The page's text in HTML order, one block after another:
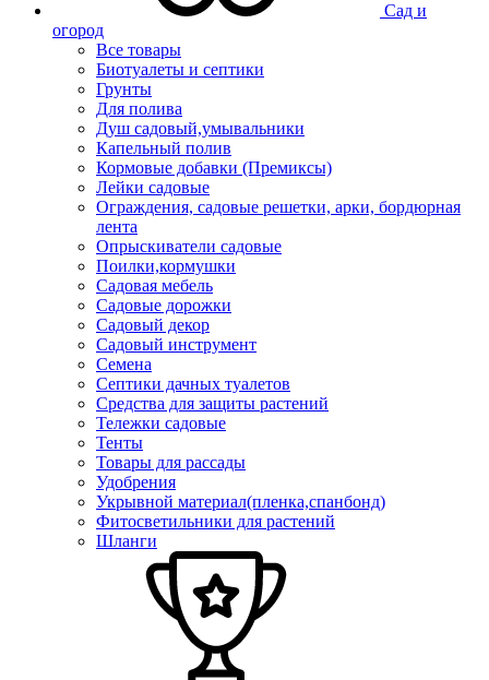
Сад и
огород
Все товары
Биотуалеты и септики
Грунты
Для полива
Душ садовый,умывальники
Капельный полив
Кормовые добавки (Премиксы)
Лейки садовые
Ограждения, садовые решетки, арки, бордюрная
лента
Опрыскиватели садовые
Поилки,кормушки
Садовая мебель
Садовые дорожки
Садовый декор
Садовый инструмент
Семена
Септики дачных туалетов
Средства для защиты растений
Тележки садовые
Тенты
Товары для рассады
Удобрения
Укрывной материал(пленка,спанбонд)
Фитосветильники для растений
Шланги